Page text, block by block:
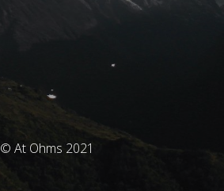
© At Ohms 2021